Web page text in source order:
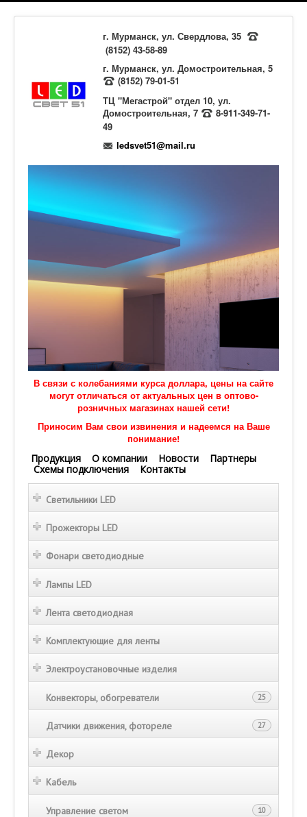
г. Мурманск, ул. Свердлова, 35
(8152) 43-58-89
г. Мурманск, ул. Домостроительная, 5
(8152) 79-01-51
ТЦ "Мегастрой" отдел 10, ул.
Домостроительная, 7
8-911-349-71-
49
ledsvet51@mail.ru
В связи с колебаниями курса доллара, цены на сайте
могут отличаться от актуальных цен в оптово-
розничных магазинах нашей сети!
Приносим Вам свои извинения и надеемся на Ваше
понимание!
Продукция
О компании Новости
Партнеры
Схемы подключения
Контакты
Светильники LED
Прожекторы LED
Фонари светодиодные
Лампы LED
Лента светодиодная
Комплектующие для ленты
Электроустановочные изделия
25
Конвекторы, обогреватели
27
Датчики движения, фотореле
Декор
Кабель
10
Управление светом